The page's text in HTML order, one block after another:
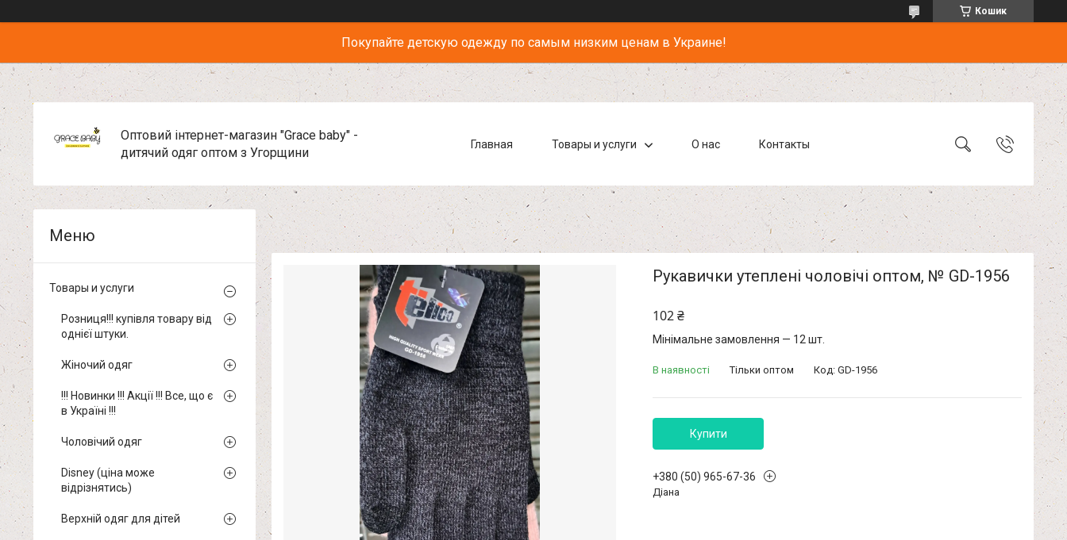
Кошик
Покупайте детскую одежду по самым низким ценам в Украине!
Оптовий інтернет-магазин "Grace baby" -
дитячий одяг оптом з Угорщини
Главная Товары и услуги О нас Контакты
Рукавички утеплені чоловічі оптом, № GD-1956
102 ₴
Мінімальне замовлення — 12 шт.
В наявності Тільки оптом Код: GD-1956
Купити
+380 (50) 965-67-36
Діана
Товары и услуги
Розниця!!! купівля товару від
однієї штуки.
Жіночий одяг
!!! Новинки !!! Акції !!! Все, що є
в Україні !!!
Чоловічий одяг
Disney (ціна може
відрізнятись)
Верхній одяг для дітей